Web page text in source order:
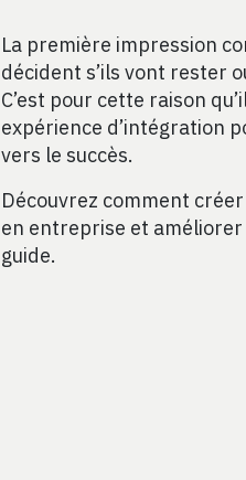
La première impression
décident s’ils vont rester
C’est pour cette raison
expérience d’intégration
vers le succès.
Découvrez comment
en entreprise et
guide.